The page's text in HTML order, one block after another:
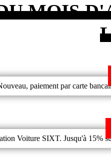
MOIS
paiement par carte
Voiture SIXT. Jusqu'à 15%